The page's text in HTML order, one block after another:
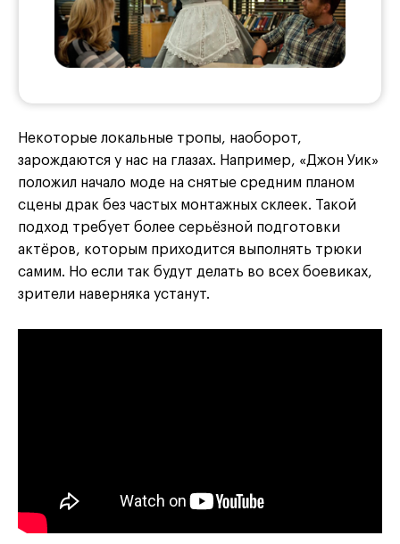
Некоторые локальные тропы, наоборот,
зарождаются у нас на глазах. Например, «Джон Уик»
положил начало моде на снятые средним планом
сцены драк без частых монтажных склеек. Такой
подход требует более серьёзной подготовки
актёров, которым приходится выполнять трюки
самим. Но если так будут делать во всех боевиках,
зрители наверняка устанут.